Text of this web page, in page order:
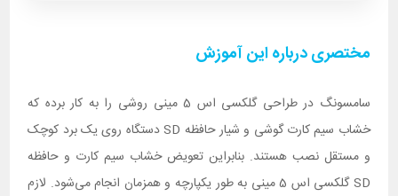
مختصری درباره این آموزش
سامسونگ در طراحی گلکسی اس 5 مینی روشی را به کار برده که
خشاب سیم کارت گوشی و شیار حافظه SD دستگاه روی یک برد کوچک
و مستقل نصب هستند. بنابراین تعویض خشاب سیم کارت و حافظه
SD گلکسی اس 5 مینی به طور یکپارچه و همزمان انجام می‌شود. لازم